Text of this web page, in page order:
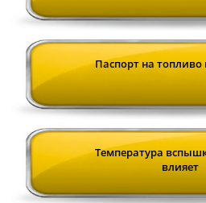
Паспорт на топливо
Температура
влияет